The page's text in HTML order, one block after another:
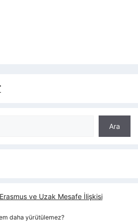
Ara
Erasmus ve Uzak Mesafe İlişkisi
daha yürütülemez?